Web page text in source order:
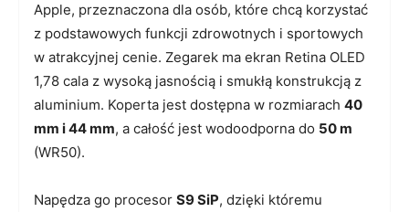
Apple, przeznaczona dla osób, które chcą korzystać
z podstawowych funkcji zdrowotnych i sportowych
w atrakcyjnej cenie. Zegarek ma ekran Retina OLED
1,78 cala z wysoką jasnością i smukłą konstrukcją z
aluminium. Koperta jest dostępna w rozmiarach 40
mm i 44 mm, a całość jest wodoodporna do 50 m
(WR50).
Napędza go procesor S9 SiP, dzięki któremu